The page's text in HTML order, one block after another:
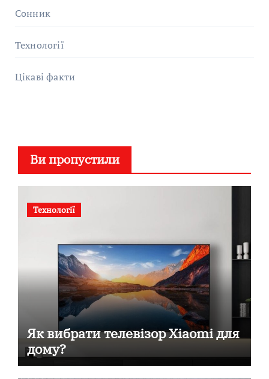
Сонник
Технології
Цікаві факти
Ви пропустили
Технології
Як вибрати телевізор Xiaomi для
дому?